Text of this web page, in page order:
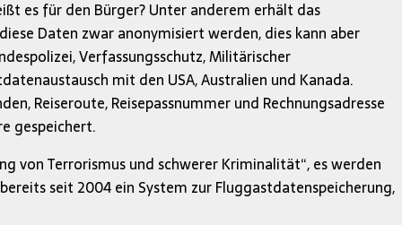
es für den Bürger? Unter anderem erhält das
Daten zwar anonymisiert werden, dies kann aber
Verfassungsschutz, Militärischer
mit den USA, Australien und Kanada.
Reiseroute, Reisepassnummer und Rechnungsadresse
gespeichert.
von Terrorismus und schwerer Kriminalität“, es werden
seit 2004 ein System zur Fluggastdatenspeicherung,